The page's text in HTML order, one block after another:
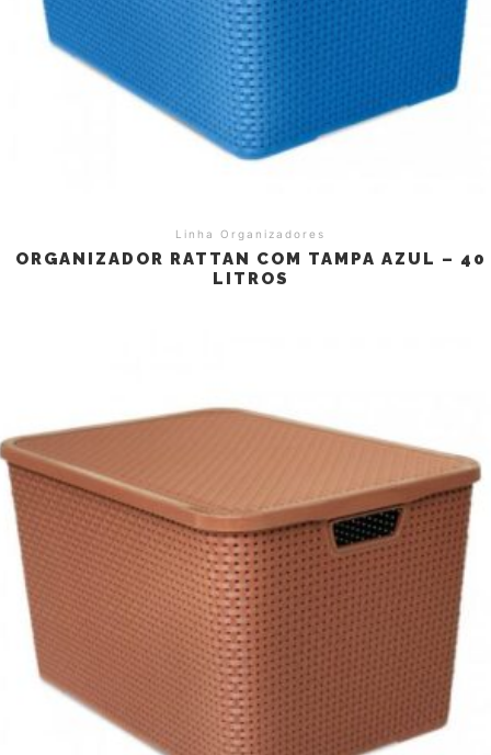
Linha Organizadores
ORGANIZADOR RATTAN COM TAMPA AZUL – 40
LITROS